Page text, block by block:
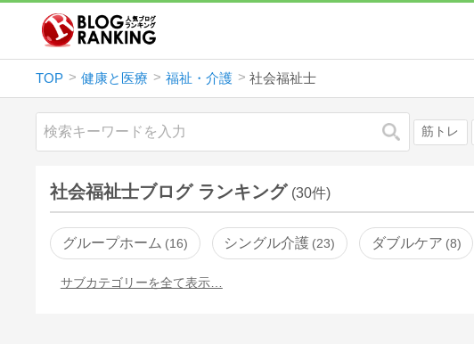
TOP 健康と医療 福祉・介護 社会福祉士
検索 筋トレ
社会福祉士ブログ ランキング (30件)
グループホーム 16 シングル介護 23 ダブルケア 8
サブカテゴリーを全て表示…